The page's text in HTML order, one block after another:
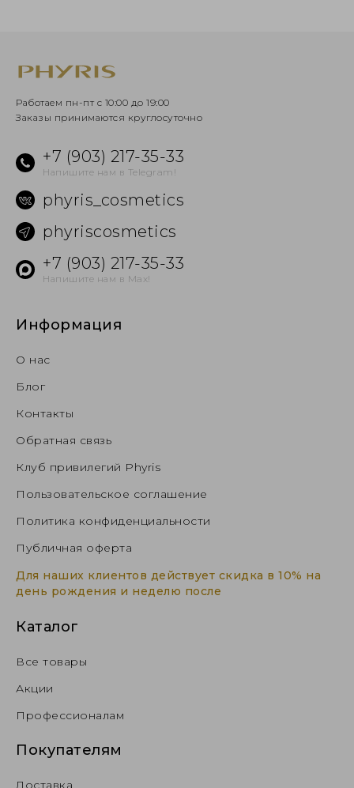
Работаем пн-пт с 10:00 до 19:00
Заказы принимаются круглосуточно
+7 (903) 217-35-33
Напишите нам в Telegram!
phyris_cosmetics
phyriscosmetics
+7 (903) 217-35-33
Напишите нам в Max!
Информация
О нас
Блог
Контакты
Обратная связь
Клуб привилегий Phyris
Пользовательское соглашение
Политика конфиденциальности
Публичная оферта
Для наших клиентов действует скидка в 10% на
день рождения и неделю после
Каталог
Все товары
Акции
Профессионалам
Покупателям
Доставка